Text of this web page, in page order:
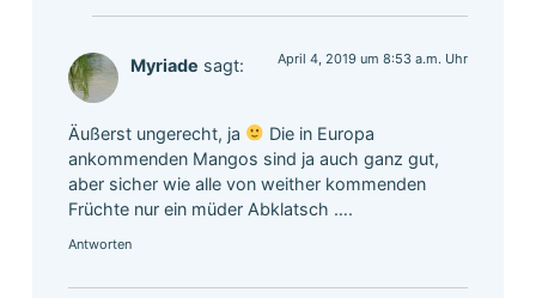
Myriade sagt: April 4, 2019 um 8:53 a.m. Uhr
Äußerst ungerecht, ja
Die in Europa
ankommenden Mangos sind ja auch ganz gut,
aber sicher wie alle von weither kommenden
Früchte nur ein müder Abklatsch ….
Antworten